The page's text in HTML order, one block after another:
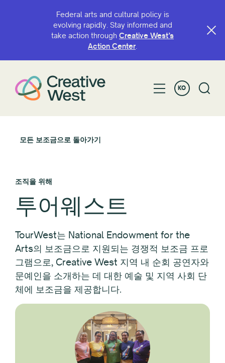
Federal arts and cultural policy is
evolving rapidly. Stay informed and
take action through Creative West’s
Action Center.
KO
모든 보조금으로 돌아가기
조직을 위해
투어웨스트
TourWest는 National Endowment for the
Arts의 보조금으로 지원되는 경쟁적 보조금 프로
그램으로, Creative West 지역 내 순회 공연자와
문예인을 소개하는 데 대한 예술 및 지역 사회 단
체에 보조금을 제공합니다.